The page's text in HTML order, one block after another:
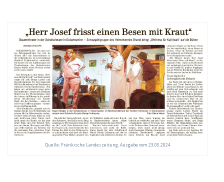
Quelle: Fränkische Landeszeitung, Ausgabe vom 23.05.2024